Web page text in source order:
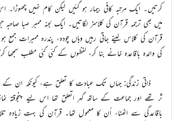
کرتیں۔ ایک مرتبہ کافی بیمار ہو گئیں لیکن کام نہیں
میں بھی ترجمہ قرآن کی کلاسز لگاتیں۔ ایک لجنہ ممبر صبا
قرآن کی کلاس لینے جاتی رہیں وہاں چودہ، پندرہ ممبرات جمع ہو
کی والدہ باقاعدہ خانے بنا کر، لفظوں کے کئی کئی مطلب سمجھا
ذاتی زندگی: جہاں تک عبادت کا تعلق ہے، کیونکہ ان کے
ثر تھے اور جماعت کے ساتھ گہر اتعلق تھا اس لیے پنجوقتہ
باقاعدگی سے اٹھنا، اُن کا معمول تھا۔ قرآن کی بہت زیادہ